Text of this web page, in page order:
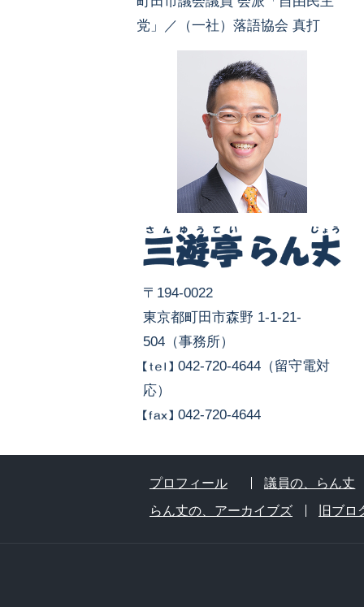
党」／（一社）落語協会 真打
〒194-0022
東京都町田市森野 1-1-21-
504（事務所）
042-720-4644（留守電対
応）
042-720-4644
プロフィール
議員の、らん丈
らん丈の、アーカイブズ
旧ブロ